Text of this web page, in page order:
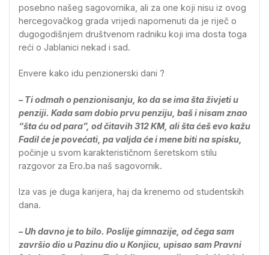
posebno našeg sagovornika, ali za one koji nisu iz ovog
hercegovačkog grada vrijedi napomenuti da je riječ o
dugogodišnjem društvenom radniku koji ima dosta toga
reći o Jablanici nekad i sad.
Envere kako idu penzionerski dani ?
– Ti odmah o penzionisanju, ko da se ima šta živjeti u
penziji. Kada sam dobio prvu penziju, baš i nisam znao
“šta ću od para”, od čitavih 312 KM, ali šta ćeš evo kažu
Fadil će je povećati, pa valjda će i mene biti na spisku,
počinje u svom karakterističnom šeretskom stilu
razgovor za Ero.ba naš sagovornik.
Iza vas je duga karijera, haj da krenemo od studentskih
dana.
– Uh davno je to bilo. Poslije gimnazije, od čega sam
završio dio u Pazinu dio u Konjicu, upisao sam Pravni